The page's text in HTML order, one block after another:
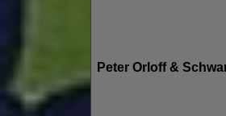
Peter Orloff &